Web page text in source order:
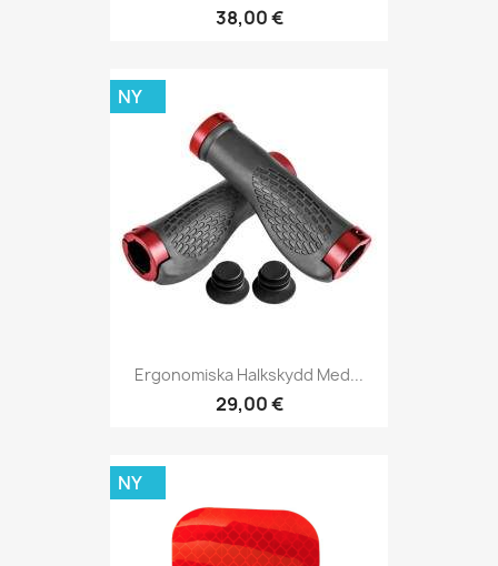
38,00 €
Ergonomiska Halkskydd Med...
29,00 €
NY
NY